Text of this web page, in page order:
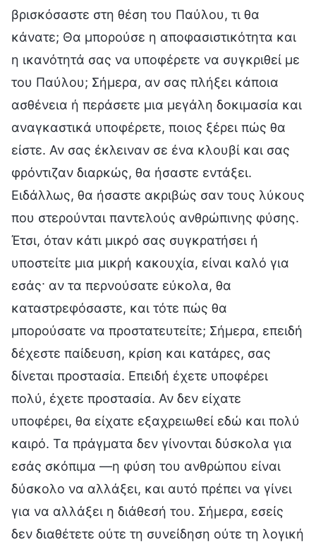
βρισκόσαστε στη θέση του Παύλου, τι θα
κάνατε; Θα μπορούσε η αποφασιστικότητα και
η ικανότητά σας να υποφέρετε να συγκριθεί με
του Παύλου; Σήμερα, αν σας πλήξει κάποια
ασθένεια ή περάσετε μια μεγάλη δοκιμασία και
αναγκαστικά υποφέρετε, ποιος ξέρει πώς θα
είστε. Αν σας έκλειναν σε ένα κλουβί και σας
φρόντιζαν διαρκώς, θα ήσαστε εντάξει.
Ειδάλλως, θα ήσαστε ακριβώς σαν τους λύκους
που στερούνται παντελούς ανθρώπινης φύσης.
Έτσι, όταν κάτι μικρό σας συγκρατήσει ή
υποστείτε μια μικρή κακουχία, είναι καλό για
εσάς· αν τα περνούσατε εύκολα, θα
καταστρεφόσαστε, και τότε πώς θα
μπορούσατε να προστατευτείτε; Σήμερα, επειδή
δέχεστε παίδευση, κρίση και κατάρες, σας
δίνεται προστασία. Επειδή έχετε υποφέρει
πολύ, έχετε προστασία. Αν δεν είχατε
υποφέρει, θα είχατε εξαχρειωθεί εδώ και πολύ
καιρό. Τα πράγματα δεν γίνονται δύσκολα για
εσάς σκόπιμα —η φύση του ανθρώπου είναι
δύσκολο να αλλάξει, και αυτό πρέπει να γίνει
για να αλλάξει η διάθεσή του. Σήμερα, εσείς
δεν διαθέτετε ούτε τη συνείδηση ούτε τη λογική